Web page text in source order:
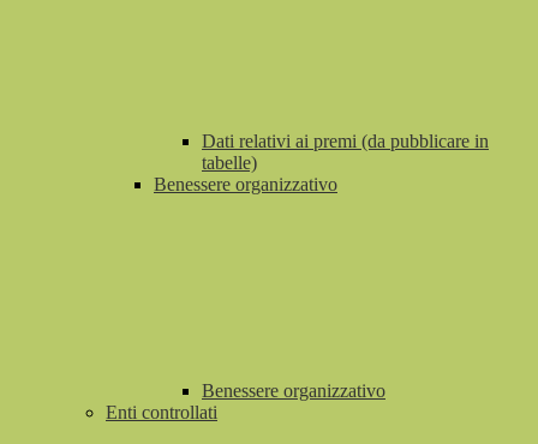
Dati relativi ai premi (da pubblicare in
tabelle)
Benessere organizzativo
Benessere organizzativo
Enti controllati